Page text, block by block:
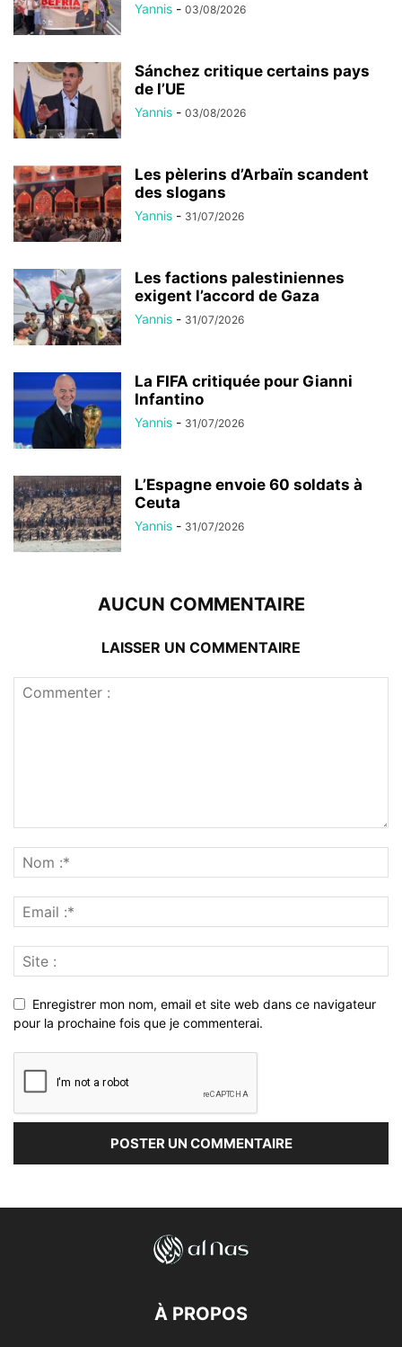
Yannis - 03/08/2026
Sánchez critique certains pays
de l’UE
Yannis - 03/08/2026
Les pèlerins d’Arbaïn scandent
des slogans
Yannis - 31/07/2026
Les factions palestiniennes
exigent l’accord de Gaza
Yannis - 31/07/2026
La FIFA critiquée pour Gianni
Infantino
Yannis - 31/07/2026
L’Espagne envoie 60 soldats à
Ceuta
Yannis - 31/07/2026
AUCUN COMMENTAIRE
LAISSER UN COMMENTAIRE
Enregistrer mon nom, email et site web dans ce navigateur
pour la prochaine fois que je commenterai.
À PROPOS